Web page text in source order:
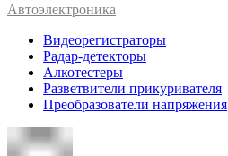
Автоэлектроника
Видеорегистраторы
Радар-детекторы
Алкотестеры
Разветвители прикуривателя
Преобразователи напряжения